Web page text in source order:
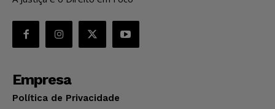
Empresa
Política de Privacidade